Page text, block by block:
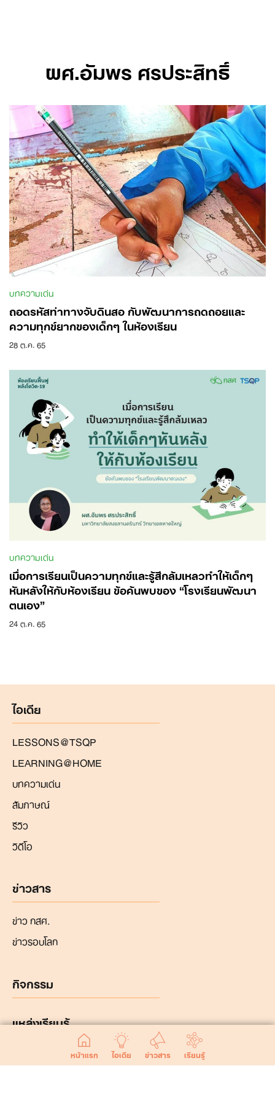
หน้าแรก ไอเดีย ข่าวสาร เรียนรู้
Search
ผศ.อัมพร ศรประสิทธิ์
บทความเด่น
ถอดรหัสท่าทางจับดินสอ กับพัฒนาการถดถอยและ
ความทุกข์ยากของเด็กๆ ในห้องเรียน
28 ต.ค. 65
บทความเด่น
เมื่อการเรียนเป็นความทุกข์และรู้สึกล้มเหลวทำให้เด็กๆ
หันหลังให้กับห้องเรียน ข้อค้นพบของ “โรงเรียนพัฒนา
ตนเอง”
24 ต.ค. 65
ไอเดีย
LESSONS@TSQP
LEARNING@HOME
บทความเด่น
สัมภาษณ์
รีวิว
วิดีโอ
ข่าวสาร
ข่าว กสศ.
ข่าวรอบโลก
กิจกรรม
แหล่งเรียนรู้